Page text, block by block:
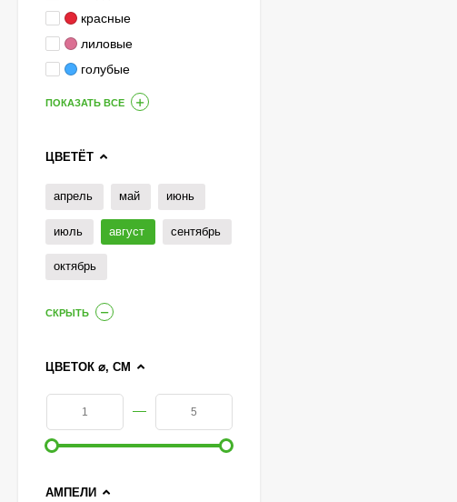
красные
лиловые
голубые
ПОКАЗАТЬ ВСЕ
ЦВЕТЁТ
апрель май июнь
июль август сентябрь
октябрь
СКРЫТЬ
ЦВЕТОК ⌀, СМ
—
АМПЕЛИ